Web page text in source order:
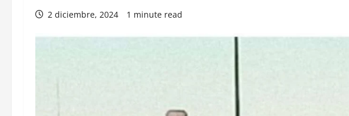
2 diciembre, 2024 1 minute read